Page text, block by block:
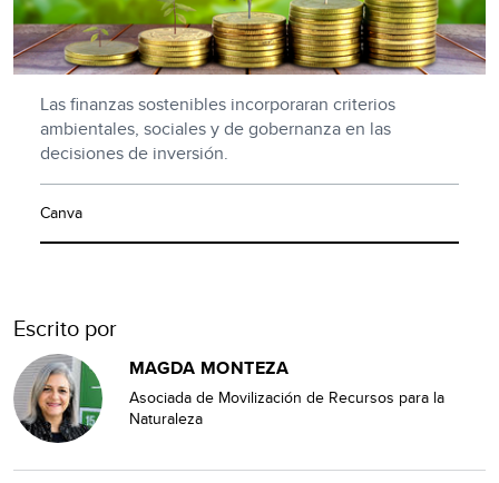
Las finanzas sostenibles incorporaran criterios
ambientales, sociales y de gobernanza en las
decisiones de inversión.
Canva
Escrito por
MAGDA MONTEZA
Asociada de Movilización de Recursos para la
Naturaleza